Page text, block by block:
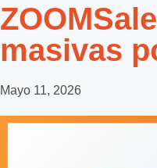
masivas
Mayo 11, 2026